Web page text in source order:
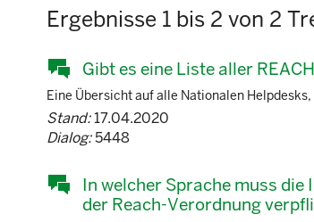
Ergebnisse 1 bis 2 von 2
Gibt es eine Liste aller
Eine Übersicht auf alle Nationalen
Stand:17.04.2020
Dialog:5448
In welcher Sprache muss
der Reach-Verordnung